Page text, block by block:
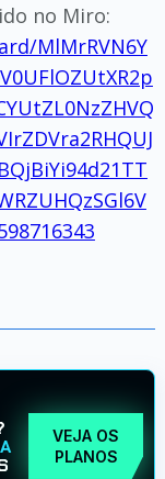
no Miro:
MlMrRVN6Y
VEJA OS
PLANOS